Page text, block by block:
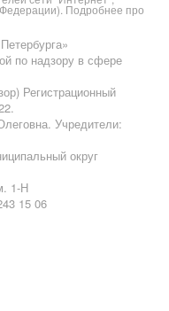
Подробнее про
по надзору в сфере
Регистрационный
Учредители:
округ
1-Н
15 06